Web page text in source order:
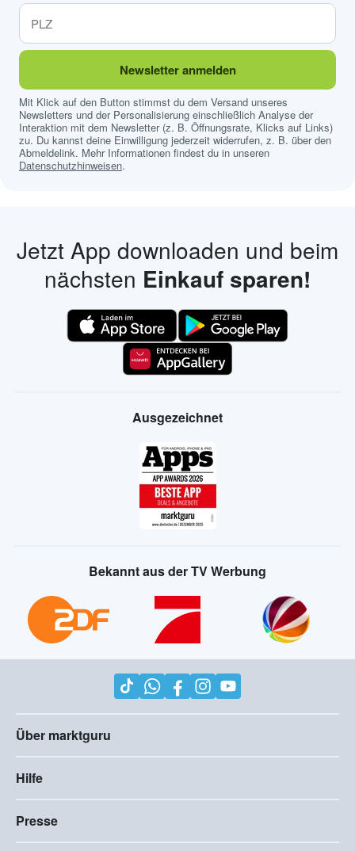
Newsletter anmelden
Mit Klick auf den Button stimmst du dem Versand unseres
Newsletters und der Personalisierung einschließlich Analyse der
Interaktion mit dem Newsletter (z. B. Öffnungsrate, Klicks auf Links)
zu. Du kannst deine Einwilligung jederzeit widerrufen, z. B. über den
Abmeldelink. Mehr Informationen findest du in unseren
Datenschutzhinweisen.
Jetzt App downloaden und beim
nächsten Einkauf sparen!
Ausgezeichnet
Bekannt aus der TV Werbung
Über marktguru
Hilfe
Presse